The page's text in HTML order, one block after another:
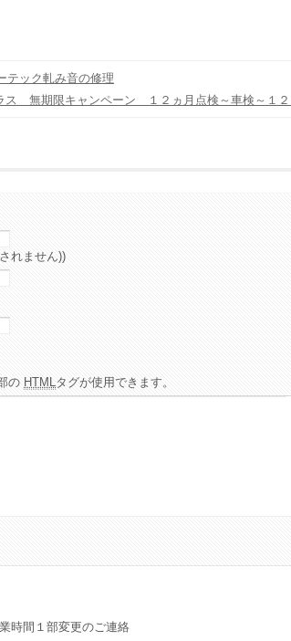
テック軋み音の修理
無期限キャンペーン １２ヵ月点検～車検～１２
れません))
の HTMLタグが使用できます。
時間１部変更のご連絡